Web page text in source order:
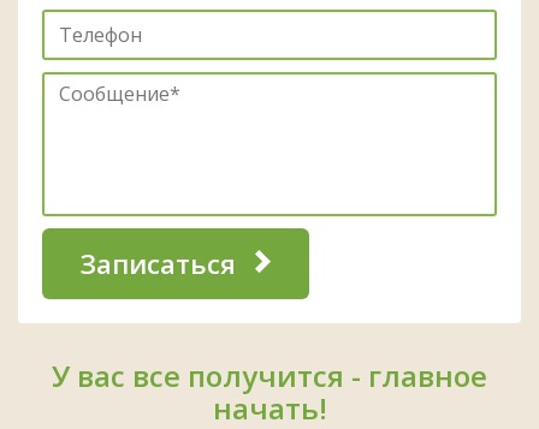
Записаться
У вас все получится - главное
начать!